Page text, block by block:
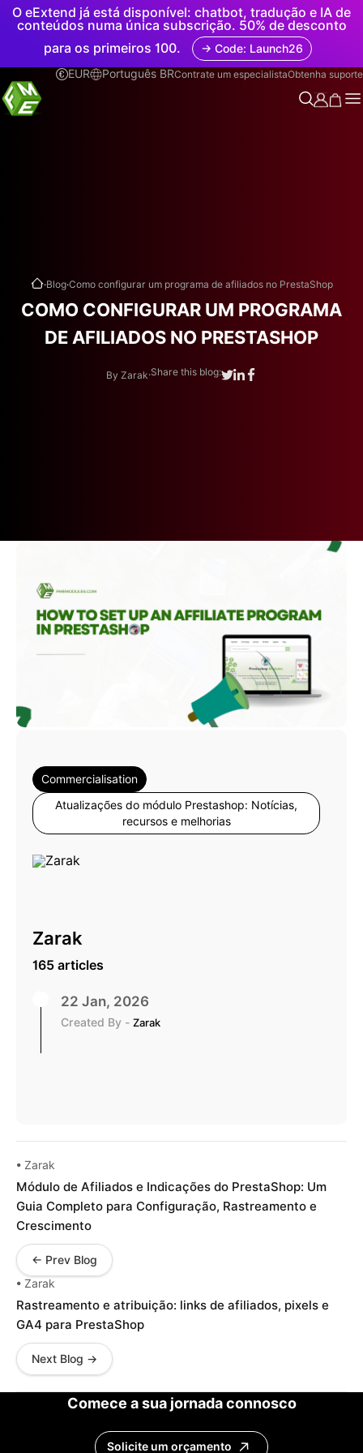
O eExtend já está disponível: chatbot, tradução e IA de
conteúdos numa única subscrição. 50% de desconto
para os primeiros 100.
→ Code: Launch26
EUR
Português BRContrate um especialistaObtenha suporte
.Blog.Como configurar um programa de afiliados no PrestaShop
COMO CONFIGURAR UM PROGRAMA
DE AFILIADOS NO PRESTASHOP
By Zarak.Share this blog:
Commercialisation
Atualizações do módulo Prestashop: Notícias,
recursos e melhorias
Zarak
165 articles
22 Jan, 2026
Created By - Zarak
• Zarak
Módulo de Afiliados e Indicações do PrestaShop: Um
Guia Completo para Configuração, Rastreamento e
Crescimento
← Prev Blog
• Zarak
Rastreamento e atribuição: links de afiliados, pixels e
GA4 para PrestaShop
Next Blog →
Comece a sua jornada connosco
Solicite um orçamento